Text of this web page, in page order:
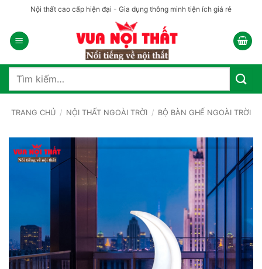
nội
dung
Nội thất cao cấp hiện đại - Gia dụng thông minh tiện ích giá rẻ
Tìm
TRANG CHỦ / NỘI THẤT NGOÀI TRỜI / BỘ BÀN GHẾ NGOÀI TRỜI